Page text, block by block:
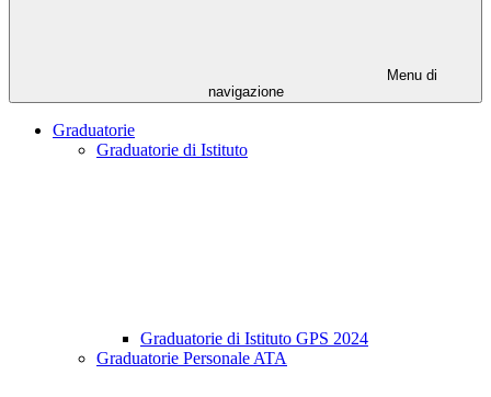
Menu di
navigazione
Graduatorie
Graduatorie di Istituto
Graduatorie di Istituto GPS 2024
Graduatorie Personale ATA